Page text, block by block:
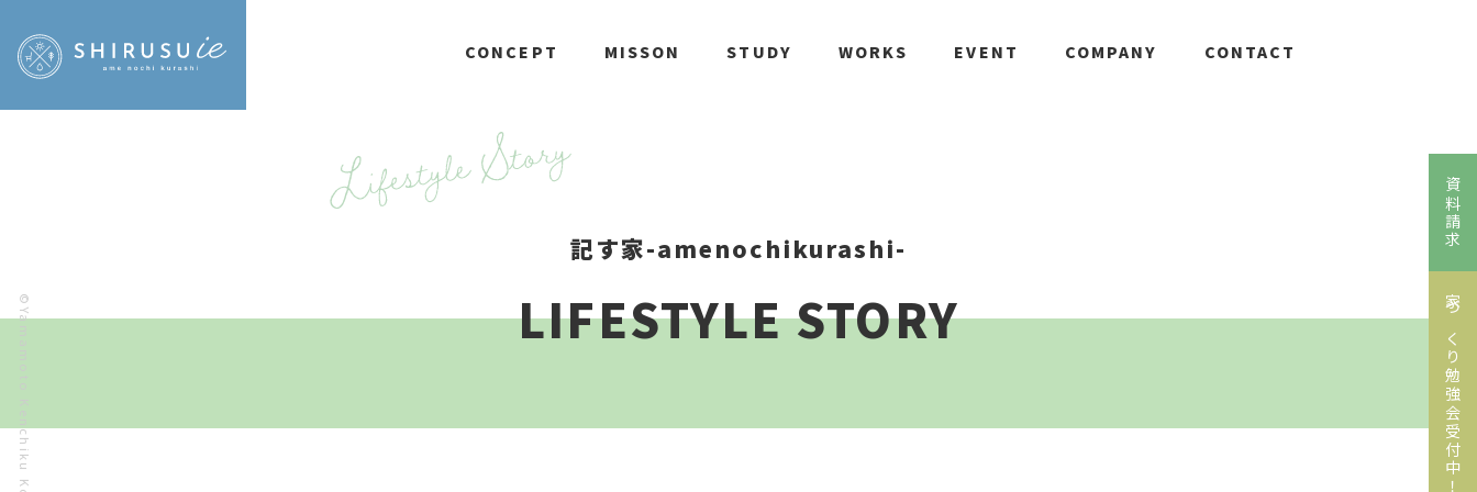
資料請求
家づくり勉強会受付中！
CONCEPT MISSON STUDY WORKS EVENT COMPANY CONTACT
記す家-amenochikurashi-
LIFESTYLE STORY